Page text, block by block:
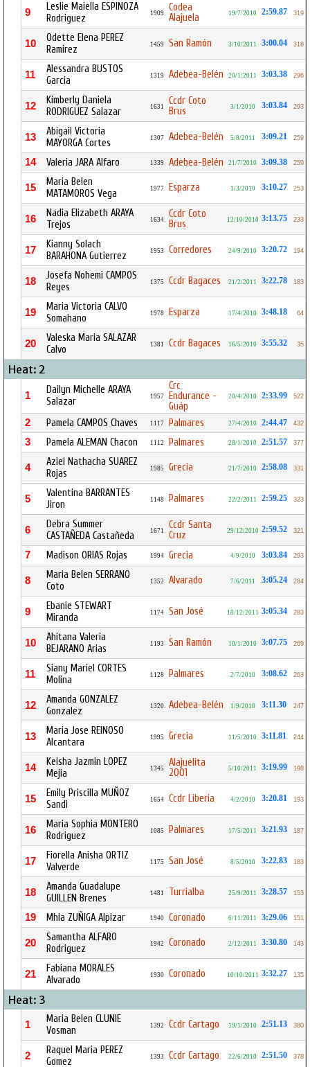
9
Leslie Maiella ESPINOZA
Rodriguez
1909
Codea
Alajuela
19/7/2010 2:59.87 319
10
Odette Elena PEREZ
Ramirez
1459 San Ramón 3/10/2011 3:00.04 318
11
Alessandra BUSTOS
Garcia
1319 Adebea-Belén 20/1/2011 3:03.38 296
12
Kimberly Daniela
RODRIGUEZ Salazar
1631
Ccdr Coto
Brus
3/1/2010 3:03.84 293
13
Abigail Victoria
MAYORGA Cortes
1307 Adebea-Belén 5/8/2011 3:09.21 259
14 Valeria JARA Alfaro 1339 Adebea-Belén 21/7/2010 3:09.38 259
15
Maria Belen
MATAMOROS Vega
1977 Esparza 1/3/2010 3:10.27 253
16
Nadia Elizabeth ARAYA
Trejos
1634
Ccdr Coto
Brus
12/10/2010 3:13.75 233
17
Kianny Solach
BARAHONA Gutierrez
1953 Corredores 24/9/2010 3:20.72 194
18
Josefa Nohemi CAMPOS
Reyes
1375 Ccdr Bagaces 21/2/2011 3:22.78 183
19
Maria Victoria CALVO
Somahano
1978 Esparza 17/4/2010 3:48.18 64
20
Valeska Maria SALAZAR
Calvo
1381 Ccdr Bagaces 16/5/2010 3:55.32 35
Heat: 2
1
Dailyn Michelle ARAYA
Salazar
1957
Crc
Endurance -
Guáp
20/4/2010 2:33.99 522
2 Pamela CAMPOS Chaves 1117 Palmares 27/4/2010 2:44.47 432
3 Pamela ALEMAN Chacon 1112 Palmares 28/1/2010 2:51.57 377
4
Aziel Nathacha SUAREZ
Rojas
1985 Grecia 21/7/2010 2:58.08 331
5
Valentina BARRANTES
Jiron
1148 Palmares 22/2/2011 2:59.25 323
6
Debra Summer
CASTAÑEDA Castañeda
1671
Ccdr Santa
Cruz
29/12/2010 2:59.52 321
7 Madison ORIAS Rojas 1994 Grecia 4/9/2010 3:03.84 293
8
Maria Belen SERRANO
Coto
1352 Alvarado 7/6/2011 3:05.24 284
9
Ebanie STEWART
Miranda
1174 San José 18/12/2011 3:05.34 283
10
Ahitana Valeria
BEJARANO Arias
1193 San Ramón 10/1/2010 3:07.75 269
11
Siany Mariel CORTES
Molina
1128 Palmares 2/7/2010 3:08.62 263
12
Amanda GONZALEZ
Gonzalez
1320 Adebea-Belén 1/9/2010 3:11.30 247
13
Maria Jose REINOSO
Alcantara
1995 Grecia 11/5/2010 3:11.81 244
14
Keisha Jazmin LOPEZ
Mejia
1345
Alajuelita
2001
5/10/2011 3:19.99 198
15
Emily Priscilla MUÑOZ
Sandi
1654 Ccdr Liberia 4/2/2010 3:20.81 193
16
Maria Sophia MONTERO
Rodriguez
1085 Palmares 17/5/2011 3:21.93 187
17
Fiorella Anisha ORTIZ
Valverde
1175 San José 8/5/2010 3:22.83 183
18
Amanda Guadalupe
GUILLEN Brenes
1481 Turrialba 25/9/2011 3:28.57 153
19 Mhia ZUÑIGA Alpizar 1940 Coronado 6/11/2011 3:29.06 151
20
Samantha ALFARO
Rodriguez
1942 Coronado 2/12/2011 3:30.80 143
21
Fabiana MORALES
Alvarado
1930 Coronado 10/10/2011 3:32.27 135
Heat: 3
1
Maria Belen CLUNIE
Vosman
1392 Ccdr Cartago 19/1/2010 2:51.13 380
2
Raquel Maria PEREZ
Gomez
1393 Ccdr Cartago 22/6/2010 2:51.50 378